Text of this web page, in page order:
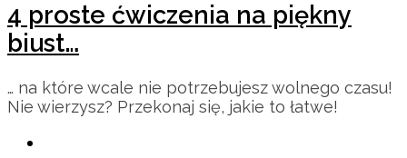
4 proste ćwiczenia na piękny
biust…
… na które wcale nie potrzebujesz wolnego czasu!
Nie wierzysz? Przekonaj się, jakie to łatwe!